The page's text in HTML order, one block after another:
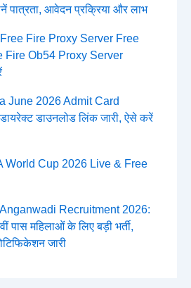
पात्रता, आवेदन प्रक्रिया और लाभ
Fire Proxy Server Free
Fire Ob54 Proxy Server
June 2026 Admit Card
डाउनलोड लिंक जारी, ऐसे करें
World Cup 2026 Live & Free
Recruitment 2026:
पास महिलाओं के लिए बड़ी भर्ती,
जारी